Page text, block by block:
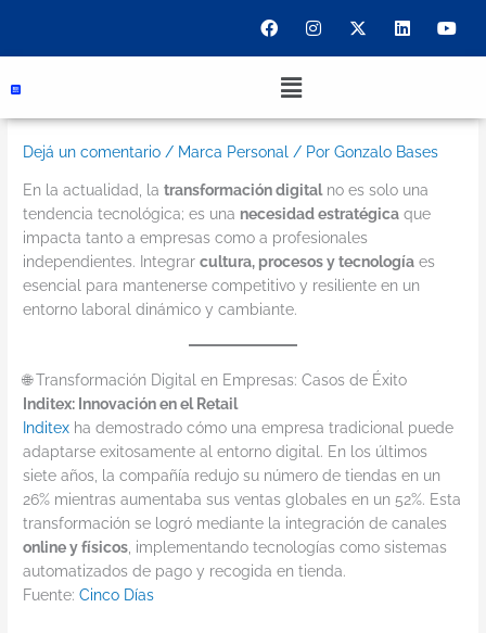
contenido
F
a
c
o
I
n
s
r
m
X
-
t
t
r
L
i
n
i
Y
o
u
e
Menu
Dejá un comentario / Marca Personal / PorGonzalo Bases
En la actualidad, latransformación digitalno es solo una
tendencia tecnológica; es una necesidad estratégica que
impacta tanto a empresas como a profesionales
independientes. Integrarcultura, procesos y tecnología es
esencial para mantenerse competitivo y resiliente en un
entorno laboral dinámico y cambiante.
🌐 Transformación Digital en Empresas: Casos de Éxito
Inditex: Innovación en el Retail
Inditex ha demostrado cómo una empresa tradicional puede
adaptarse exitosamente al entorno digital. En los últimos
siete años, la compañía redujo su número de tiendas en un
26% mientras aumentaba sus ventas globales en un 52%. Esta
transformación se logró mediante la integración de canales
online y físicos, implementando tecnologías como sistemas
automatizados de pago y recogida en tienda.
Fuente:Cinco Días